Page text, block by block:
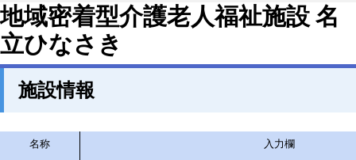
地域密着型介護老人福祉施設 名
立ひなさき
施設情報